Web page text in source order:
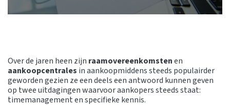
Over de jaren heen zijn raamovereenkomstenen
aankoopcentrales in aankoopmiddens steeds populairder
geworden gezien ze een deels een antwoord kunnen geven
op twee uitdagingen waarvoor aankopers steeds staat:
timemanagement en specifieke kennis.